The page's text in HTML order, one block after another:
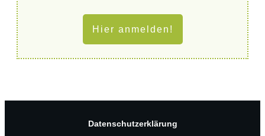
Hier anmelden!
Datenschutzerklärung